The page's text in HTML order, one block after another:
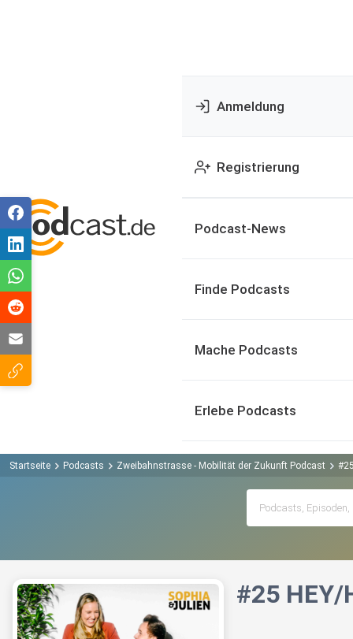
Anmeldung
Registrierung
Podcast-News
Finde Podcasts
Mache Podcasts
Erlebe Podcasts
Startseite Podcasts Zweibahnstrasse - Mobilität der Zukunft Podcast
#25 HEY/